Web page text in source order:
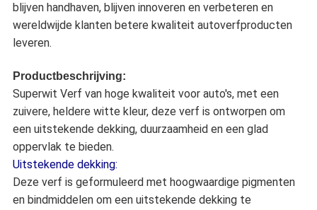
blijven handhaven, blijven innoveren en verbeteren en
wereldwijde klanten betere kwaliteit autoverfproducten
leveren.
Productbeschrijving:
Superwit Verf van hoge kwaliteit voor auto's, met een
zuivere, heldere witte kleur, deze verf is ontworpen om
een uitstekende dekking, duurzaamheid en een glad
oppervlak te bieden.
Uitstekende dekking:
Deze verf is geformuleerd met hoogwaardige pigmenten
en bindmiddelen om een uitstekende dekking te